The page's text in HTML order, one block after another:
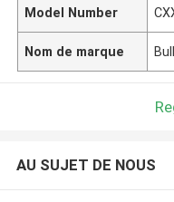
Model Number
Nom de marque
AU SUJET DE NOUS